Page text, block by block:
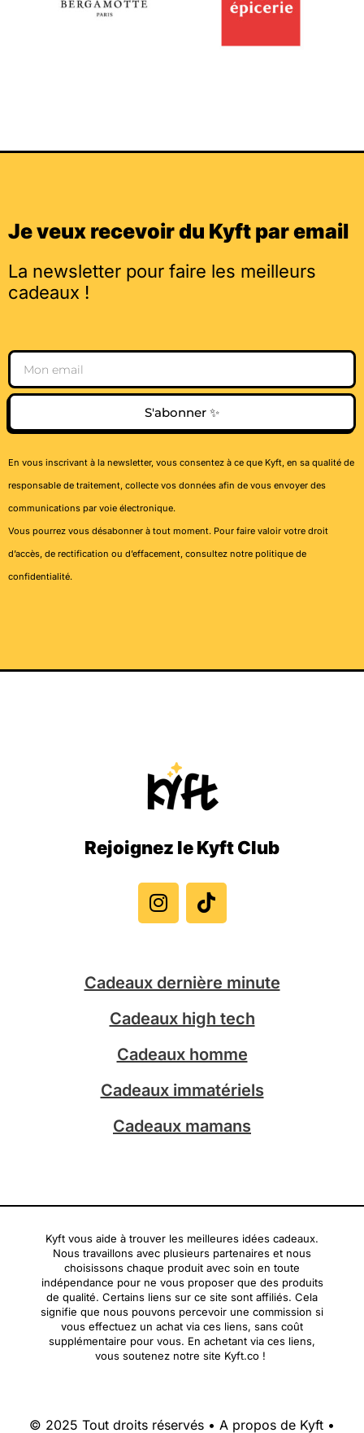
Je veux recevoir du Kyft par email
La newsletter pour faire les meilleurs
cadeaux !
Email
S'abonner ✨
En vous inscrivant à la newsletter, vous consentez à ce que Kyft, en sa qualité de
responsable de traitement, collecte vos données afin de vous envoyer des
communications par voie électronique.
Vous pourrez vous désabonner à tout moment. Pour faire valoir votre droit
d’accès, de rectification ou d’effacement, consultez notre politique de
confidentialité.
Rejoignez le Kyft Club
n
s
t
r
a
m
i
k
t
Cadeaux dernière minute
Cadeaux high tech
Cadeaux homme
Cadeaux immatériels
Cadeaux mamans
Kyft vous aide à trouver les meilleures idées cadeaux.
Nous travaillons avec plusieurs partenaires et nous
choisissons chaque produit avec soin en toute
indépendance pour ne vous proposer que des produits
de qualité. Certains liens sur ce site sont affiliés. Cela
signifie que nous pouvons percevoir une commission si
vous effectuez un achat via ces liens, sans coût
supplémentaire pour vous. En achetant via ces liens,
vous soutenez notre site Kyft.co !
© 2025 Tout droits réservés • A propos de Kyft •